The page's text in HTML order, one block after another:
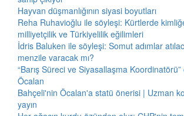
Hayvan düşmanlığının siyasi boyutları
Reha Ruhavioğlu ile söyleşi: Kürtlerde
milliyetçilik ve Türkiyelilik eğilimleri
İdris Baluken ile söyleşi: Somut adımlar
menzile varacak mı?
“Barış Süreci ve Siyasallaşma
Öcalan
Bahçeli'nin Öcalan'a statü önerisi | Uzman
yayın